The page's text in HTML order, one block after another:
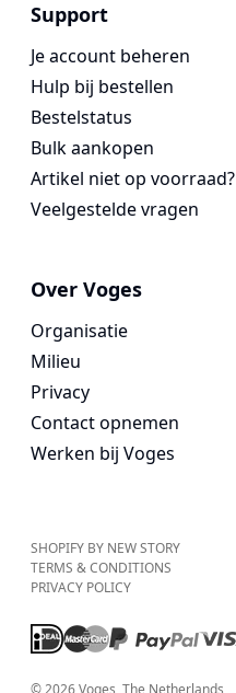
Support
Je account beheren
Hulp bij bestellen
Bestelstatus
Bulk aankopen
Artikel niet op voorraad?
Veelgestelde vragen
Over Voges
Organisatie
Milieu
Privacy
Contact opnemen
Werken bij Voges
SHOPIFY BY NEW STORY
TERMS & CONDITIONS
PRIVACY POLICY
© 2026Voges , The Netherlands